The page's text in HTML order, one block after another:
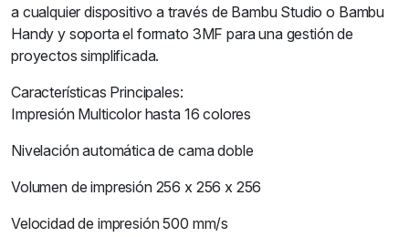
a cualquier dispositivo a través de Bambu Studio o Bambu
Handy y soporta el formato 3MF para una gestión de
proyectos simplificada.
Características Principales:
Impresión Multicolor hasta 16 colores
Nivelación automática de cama doble
Volumen de impresión 256 x 256 x 256
Velocidad de impresión 500 mm/s